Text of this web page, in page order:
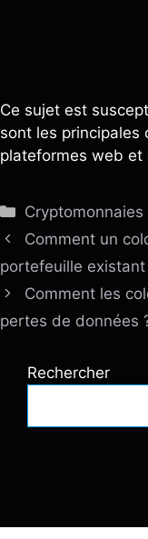
Ce sujet est
sont les principales
plateformes web et
Catégories
Cryptomonnaies
Comment un
portefeuille existant
Comment les
pertes de données
Rechercher